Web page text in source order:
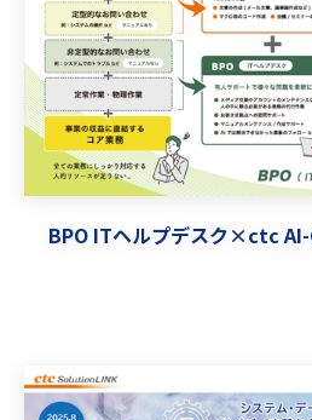
BPO ITヘルプデスク×ctc